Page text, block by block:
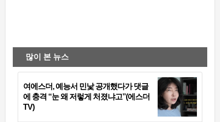
많이 본 뉴스
여에스더, 예능서 민낯 공개했다가 댓글
에 충격 “눈 왜 저렇게 처졌냐고”(에스더
TV)